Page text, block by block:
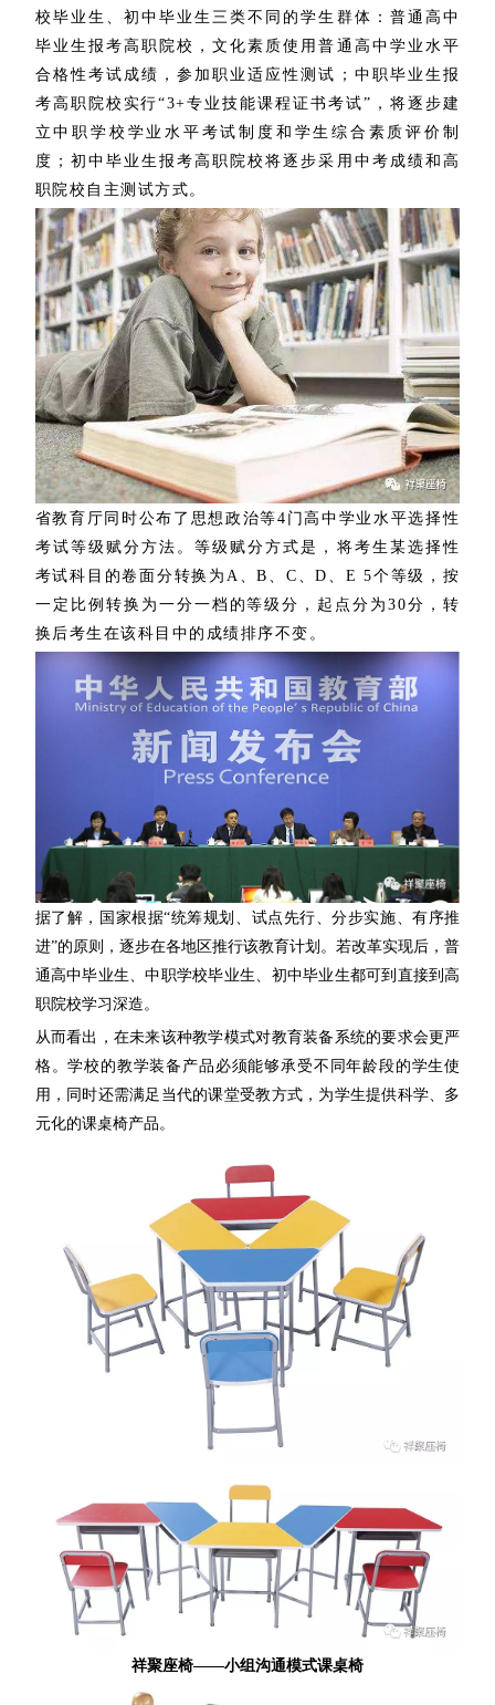
校毕业生、初中毕业生三类不同的学生群体：普通高中
毕业生报考高职院校，文化素质使用普通高中学业水平
合格性考试成绩，参加职业适应性测试；中职毕业生报
考高职院校实行“3+专业技能课程证书考试”，将逐步建
立中职学校学业水平考试制度和学生综合素质评价制
度；初中毕业生报考高职院校将逐步采用中考成绩和高
职院校自主测试方式。
省教育厅同时公布了思想政治等4门高中学业水平选择性
考试等级赋分方法。等级赋分方式是，将考生某选择性
考试科目的卷面分转换为A、B、C、D、E 5个等级，按
一定比例转换为一分一档的等级分，起点分为30分，转
换后考生在该科目中的成绩排序不变。
据了解，国家根据“统筹规划、试点先行、分步实施、有序推
进”的原则，逐步在各地区推行该教育计划。若改革实现后，普
通高中毕业生、中职学校毕业生、初中毕业生都可到 直接到高
职院校学习深造。
从而看出，在未来该种教学模式对教育装备系统的要求会更严
格。学校的教学装备产品必须能够承受不同年龄段的学生使
用，同时还需满足当代的课堂受教方式，为学生提供科学、多
元化的课桌椅产品。
祥聚座椅——小组沟通模式课桌椅